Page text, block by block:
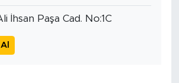
İhsan Paşa Cad. No:1C